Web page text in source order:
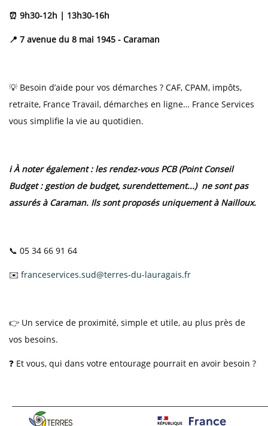
⏰ 9h30-12h | 13h30-16h
📍 7 avenue du 8 mai 1945 - Caraman
💡 Besoin d’aide pour vos démarches ? CAF, CPAM, impôts,
retraite, France Travail, démarches en ligne… France Services
vous simplifie la vie au quotidien.
ℹ️ À noter également : les rendez-vous PCB (Point Conseil
Budget : gestion de budget, surendettement...) ne sont pas
assurés à Caraman. Ils sont proposés uniquement à Nailloux.
📞 05 34 66 91 64
✉️ franceservices.sud@terres-du-lauragais.fr
👉 Un service de proximité, simple et utile, au plus près de
vos besoins.
❓ Et vous, qui dans votre entourage pourrait en avoir besoin ?